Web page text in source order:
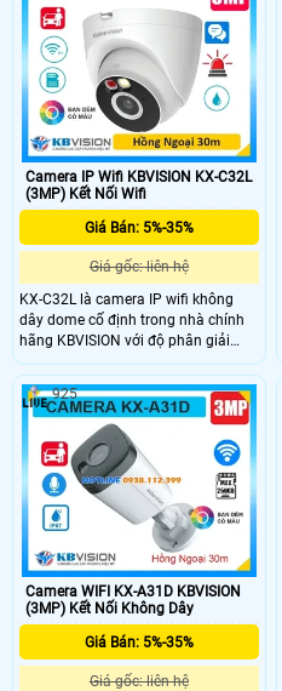
Camera hỗ trợ khe cắm thẻ nhớ lên
đến 256GB, tích hợp tính năng phân
biệt người và xe thông minh, giúp
giám sát hiệu quả và chính xác
chuẩn chống nước IP67 giá rẻ.
Camera IP Wifi KBVISION KX-C32L
(3MP) Kết Nối Wifi
Giá Bán: 5%-35%
Giá gốc: liên hệ
KX-C32L là camera IP wifi không
dây dome cố định trong nhà chính
hãng KBVISION với độ phân giải
3MP cho hình ảnh sắc nét. Camera
hỗ trợ hồng ngoại 30m ánh sáng
kép full color, đàm thoại 2 chiều, khe
cắm thẻ nhớ lên đến 256GB và tính
năng phân biệt người và xe, tích hợp
báo động thông minh. Với chuẩn
chống bụi nước IP67 và mức giá rẻ
đây là giải pháp giám sát an ninh
gia đình hiệu quả.
Camera WIFI KX-A31D KBVISION
(3MP) Kết Nối Không Dây
Giá Bán: 5%-35%
Giá gốc: liên hệ
925